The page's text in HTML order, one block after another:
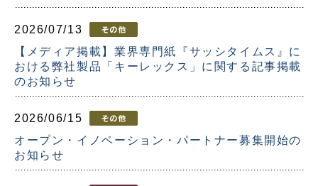
2026/07/13
【メディア掲載】業界専門紙『サッシタイムス』に
おける弊社製品「キーレックス」に関する記事掲載
のお知らせ
2026/06/15
オープン・イノベーション・パートナー募集開始の
お知らせ